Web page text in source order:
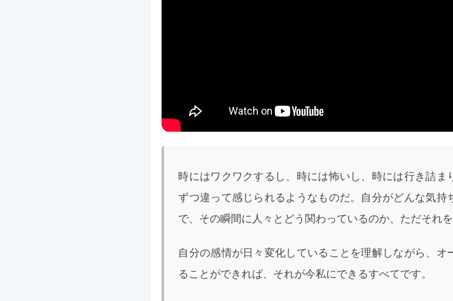
時にはワクワクするし、時には怖いし、時には行き詰ま
ずつ違って感じられるようなものだ。自分がどんな気持
で、その瞬間に人々とどう関わっているのか、ただそれを
自分の感情が日々変化していることを理解しながら、オ
ることができれば、それが今私にできるすべてです。